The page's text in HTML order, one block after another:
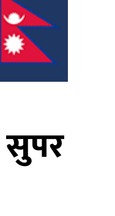
सुपर